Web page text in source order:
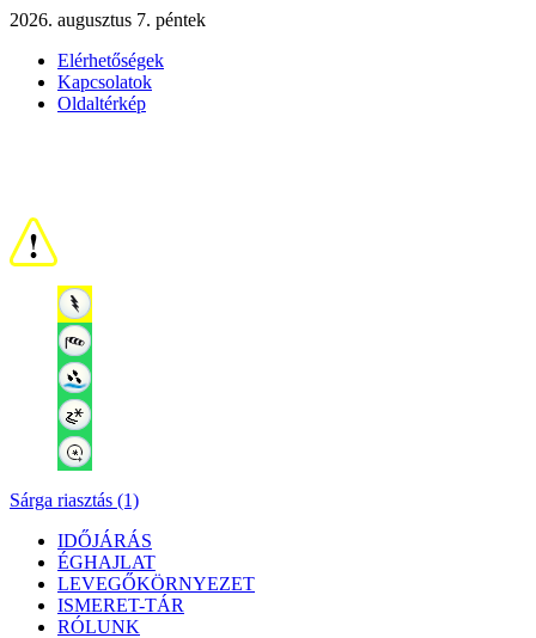
2026. augusztus 7. péntek
Elérhetőségek
Kapcsolatok
Oldaltérkép
Sárga riasztás (1)
IDŐJÁRÁS
ÉGHAJLAT
LEVEGŐKÖRNYEZET
ISMERET-TÁR
RÓLUNK